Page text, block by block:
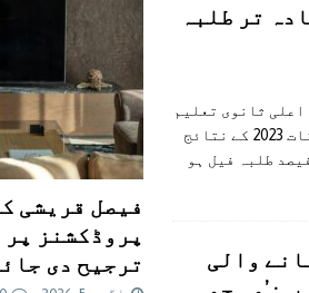
تر طلبہ
اعلی ثانوی تعلیم
کے زیر اہتمام ہونے والے جماعت نہم کے امتحانات 2023 کے نتائج
میں مجموعی طور پر سائنس گروپ میں تقریباً 40 فیصد طلبہ فیل ہو
والی
’وہ جو
فیصل قریشی
پروڈکشنز
ترجیح دی